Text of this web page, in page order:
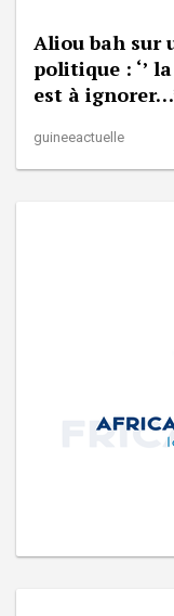
Aliou bah sur
politique : ‘’
est à
guineeactuelle